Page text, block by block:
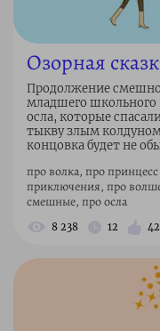
Озорная
Продолжение
младшего школьного
осла, которые
тыкву злым
концовка будет не
про волка, про
приключения, про
смешные, про осла
8 238 12 42